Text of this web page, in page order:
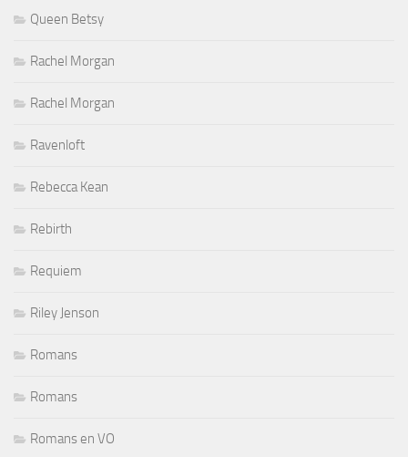
Queen Betsy
Rachel Morgan
Rachel Morgan
Ravenloft
Rebecca Kean
Rebirth
Requiem
Riley Jenson
Romans
Romans
Romans en VO